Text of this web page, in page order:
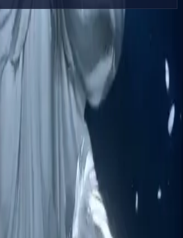
Delphin para generación de vídeo con
visual y escritura de prompts.
Delphin
IA